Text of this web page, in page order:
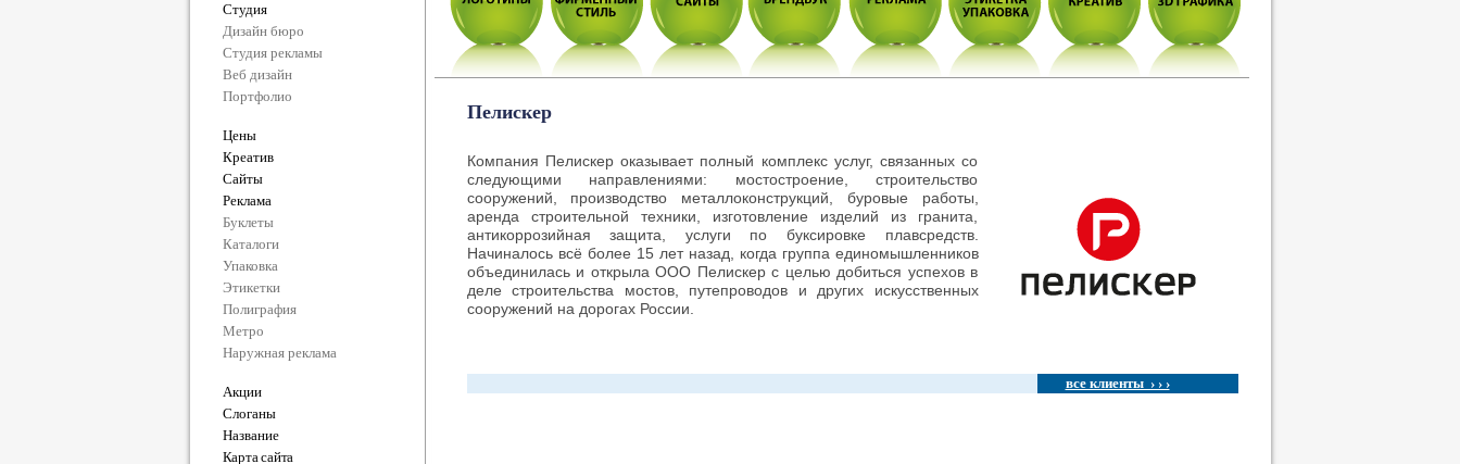
Студия
Дизайн бюро
Студия рекламы
Веб дизайн
Портфолио
Цены
Креатив
Сайты
Реклама
Буклеты
Каталоги
Упаковка
Этикетки
Полиграфия
Метро
Наружная реклама
Акции
Слоганы
Название
Карта сайта
Пелискер
Компания Пелискер оказывает полный комплекс услуг, связанных со
следующими направлениями: мостостроение, строительство
сооружений, производство металлоконструкций, буровые работы,
аренда строительной техники, изготовление изделий из гранита,
антикоррозийная защита, услуги по буксировке плавсредств.
Начиналось всё более 15 лет назад, когда группа единомышленников
объединилась и открыла ООО Пелискер с целью добиться успехов в
деле строительства мостов, путепроводов и других искусственных
сооружений на дорогах России.
все клиенты › › ›